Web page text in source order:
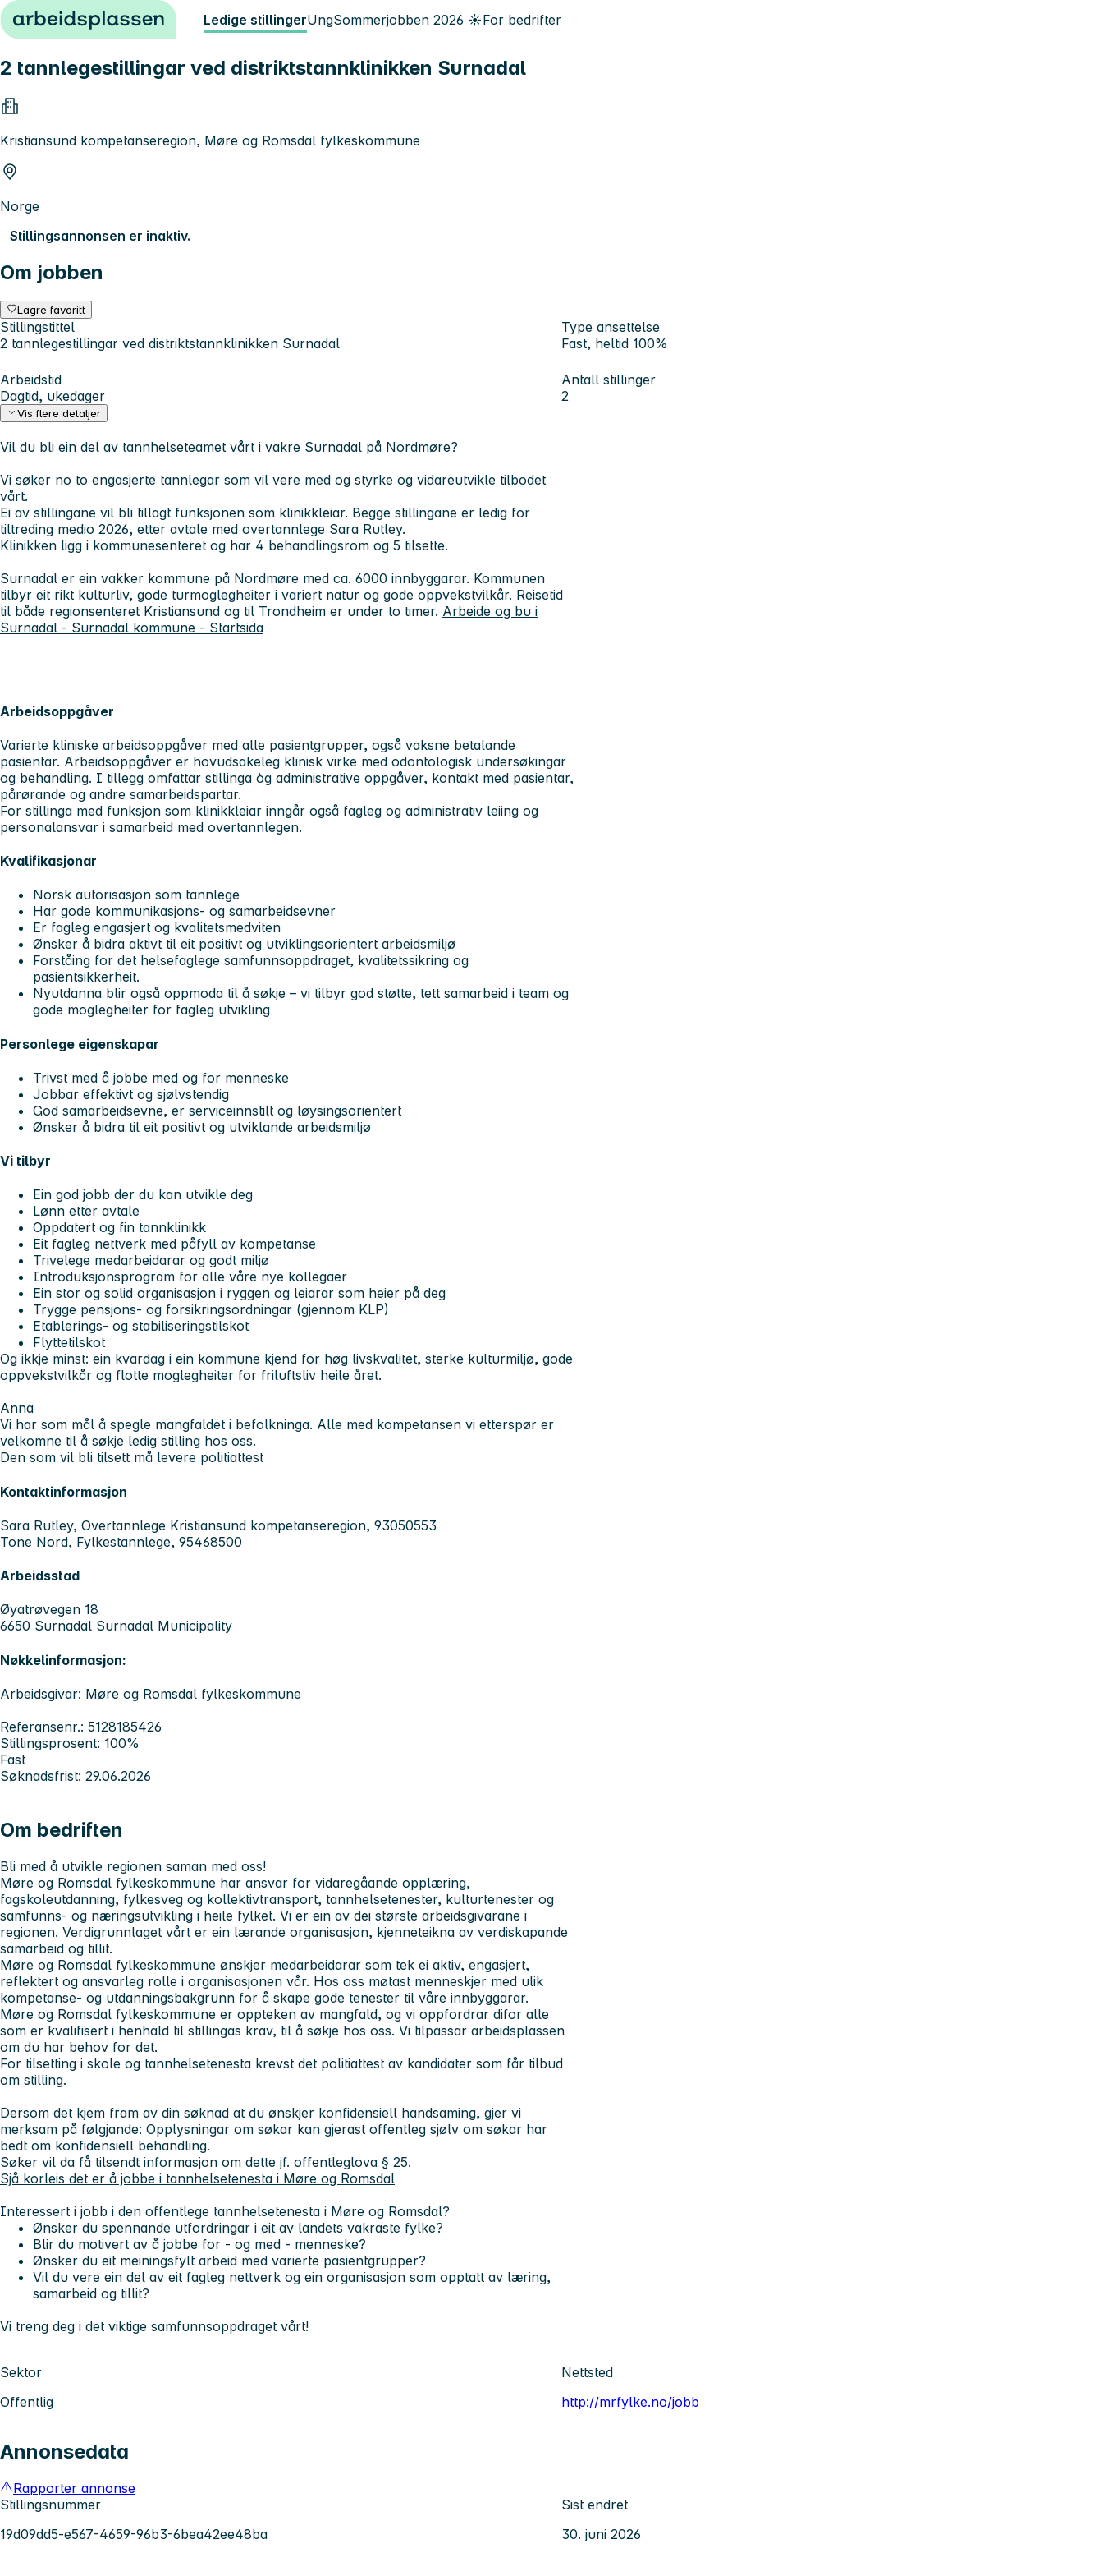
Hopp til innhold Ledige stillingerUngSommerjobben 2026 ☀️For bedrifter
2 tannlegestillingar ved distriktstannklinikken Surnadal
Kristiansund kompetanseregion, Møre og Romsdal fylkeskommune
Norge
Stillingsannonsen er inaktiv.
Om jobben
Lagre favoritt
Stillingstittel
2 tannlegestillingar ved distriktstannklinikken Surnadal
Type ansettelse
Fast, heltid 100%
Arbeidstid
Dagtid, ukedager
Antall stillinger
2
Vis flere detaljer
Vil du bli ein del av tannhelseteamet vårt i vakre Surnadal på Nordmøre?
Vi søker no to engasjerte tannlegar som vil vere med og styrke og vidareutvikle tilbodet
vårt.
Ei av stillingane vil bli tillagt funksjonen som klinikkleiar. Begge stillingane er ledig for
tiltreding medio 2026, etter avtale med overtannlege Sara Rutley.
Klinikken ligg i kommunesenteret og har 4 behandlingsrom og 5 tilsette.
Surnadal er ein vakker kommune på Nordmøre med ca. 6000 innbyggarar. Kommunen
tilbyr eit rikt kulturliv, gode turmoglegheiter i variert natur og gode oppvekstvilkår. Reisetid
til både regionsenteret Kristiansund og til Trondheim er under to timer. Arbeide og bu i
Surnadal - Surnadal kommune - Startsida
Arbeidsoppgåver
Varierte kliniske arbeidsoppgåver med alle pasientgrupper, også vaksne betalande
pasientar. Arbeidsoppgåver er hovudsakeleg klinisk virke med odontologisk undersøkingar
og behandling. I tillegg omfattar stillinga òg administrative oppgåver, kontakt med pasientar,
pårørande og andre samarbeidspartar.
For stillinga med funksjon som klinikkleiar inngår også fagleg og administrativ leiing og
personalansvar i samarbeid med overtannlegen.
Kvalifikasjonar
Norsk autorisasjon som tannlege
Har gode kommunikasjons- og samarbeidsevner
Er fagleg engasjert og kvalitetsmedviten
Ønsker å bidra aktivt til eit positivt og utviklingsorientert arbeidsmiljø
Forståing for det helsefaglege samfunnsoppdraget, kvalitetssikring og
pasientsikkerheit.
Nyutdanna blir også oppmoda til å søkje – vi tilbyr god støtte, tett samarbeid i team og
gode moglegheiter for fagleg utvikling
Personlege eigenskapar
Trivst med å jobbe med og for menneske
Jobbar effektivt og sjølvstendig
God samarbeidsevne, er serviceinnstilt og løysingsorientert
Ønsker å bidra til eit positivt og utviklande arbeidsmiljø
Vi tilbyr
Ein god jobb der du kan utvikle deg
Lønn etter avtale
Oppdatert og fin tannklinikk
Eit fagleg nettverk med påfyll av kompetanse
Trivelege medarbeidarar og godt miljø
Introduksjonsprogram for alle våre nye kollegaer
Ein stor og solid organisasjon i ryggen og leiarar som heier på deg
Trygge pensjons- og forsikringsordningar (gjennom KLP)
Etablerings- og stabiliseringstilskot
Flyttetilskot
Og ikkje minst: ein kvardag i ein kommune kjend for høg livskvalitet, sterke kulturmiljø, gode
oppvekstvilkår og flotte moglegheiter for friluftsliv heile året.
Anna
Vi har som mål å spegle mangfaldet i befolkninga. Alle med kompetansen vi etterspør er
velkomne til å søkje ledig stilling hos oss.
Den som vil bli tilsett må levere politiattest
Kontaktinformasjon
Sara Rutley, Overtannlege Kristiansund kompetanseregion, 93050553
Tone Nord, Fylkestannlege, 95468500
Arbeidsstad
Øyatrøvegen 18
6650 Surnadal Surnadal Municipality
Nøkkelinformasjon:
Arbeidsgivar: Møre og Romsdal fylkeskommune
Referansenr.: 5128185426
Stillingsprosent: 100%
Fast
Søknadsfrist: 29.06.2026
Om bedriften
Bli med å utvikle regionen saman med oss!
Møre og Romsdal fylkeskommune har ansvar for vidaregåande opplæring,
fagskoleutdanning, fylkesveg og kollektivtransport, tannhelsetenester, kulturtenester og
samfunns- og næringsutvikling i heile fylket. Vi er ein av dei største arbeidsgivarane i
regionen. Verdigrunnlaget vårt er ein lærande organisasjon, kjenneteikna av verdiskapande
samarbeid og tillit.
Møre og Romsdal fylkeskommune ønskjer medarbeidarar som tek ei aktiv, engasjert,
reflektert og ansvarleg rolle i organisasjonen vår. Hos oss møtast menneskjer med ulik
kompetanse- og utdanningsbakgrunn for å skape gode tenester til våre innbyggarar.
Møre og Romsdal fylkeskommune er oppteken av mangfald, og vi oppfordrar difor alle
som er kvalifisert i henhald til stillingas krav, til å søkje hos oss. Vi tilpassar arbeidsplassen
om du har behov for det.
For tilsetting i skole og tannhelsetenesta krevst det politiattest av kandidater som får tilbud
om stilling.
Dersom det kjem fram av din søknad at du ønskjer konfidensiell handsaming, gjer vi
merksam på følgjande: Opplysningar om søkar kan gjerast offentleg sjølv om søkar har
bedt om konfidensiell behandling.
Søker vil da få tilsendt informasjon om dette jf. offentleglova § 25.
Sjå korleis det er å jobbe i tannhelsetenesta i Møre og Romsdal
Interessert i jobb i den offentlege tannhelsetenesta i Møre og Romsdal?
Ønsker du spennande utfordringar i eit av landets vakraste fylke?
Blir du motivert av å jobbe for - og med - menneske?
Ønsker du eit meiningsfylt arbeid med varierte pasientgrupper?
Vil du vere ein del av eit fagleg nettverk og ein organisasjon som opptatt av læring,
samarbeid og tillit?
Vi treng deg i det viktige samfunnsoppdraget vårt!
Sektor
Offentlig
Nettsted
http://mrfylke.no/jobb
Annonsedata
Rapporter annonse
Stillingsnummer
19d09dd5-e567-4659-96b3-6bea42ee48ba
Sist endret
30. juni 2026